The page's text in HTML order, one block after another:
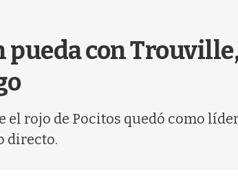
con
rojo de Pocitos quedó como
directo.